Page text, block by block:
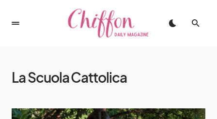
La Scuola Cattolica